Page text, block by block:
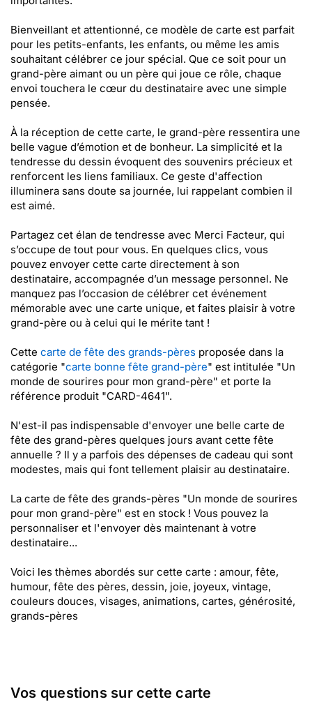
Bienveillant et attentionné, ce modèle de carte est parfait
pour les petits-enfants, les enfants, ou même les amis
souhaitant célébrer ce jour spécial. Que ce soit pour un
grand-père aimant ou un père qui joue ce rôle, chaque
envoi touchera le cœur du destinataire avec une simple
pensée.
À la réception de cette carte, le grand-père ressentira une
belle vague d’émotion et de bonheur. La simplicité et la
tendresse du dessin évoquent des souvenirs précieux et
renforcent les liens familiaux. Ce geste d'affection
illuminera sans doute sa journée, lui rappelant combien il
est aimé.
Partagez cet élan de tendresse avec Merci Facteur, qui
s’occupe de tout pour vous. En quelques clics, vous
pouvez envoyer cette carte directement à son
destinataire, accompagnée d’un message personnel. Ne
manquez pas l’occasion de célébrer cet événement
mémorable avec une carte unique, et faites plaisir à votre
grand-père ou à celui qui le mérite tant !
Cette carte de fête des grands-pères proposée dans la
catégorie "carte bonne fête grand-père" est intitulée "Un
monde de sourires pour mon grand-père" et porte la
référence produit "CARD-4641".
N'est-il pas indispensable d'envoyer une belle carte de
fête des grand-pères quelques jours avant cette fête
annuelle ? Il y a parfois des dépenses de cadeau qui sont
modestes, mais qui font tellement plaisir au destinataire.
La carte de fête des grands-pères "Un monde de sourires
pour mon grand-père" est en stock ! Vous pouvez la
personnaliser et l'envoyer dès maintenant à votre
destinataire...
Voici les thèmes abordés sur cette carte : amour, fête,
humour, fête des pères, dessin, joie, joyeux, vintage,
couleurs douces, visages, animations, cartes, générosité,
grands-pères
Vos questions sur cette carte